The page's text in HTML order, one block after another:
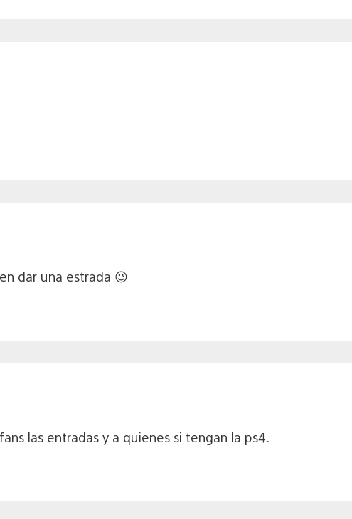
dar una estrada 😉
las entradas y a quienes si tengan la ps4.